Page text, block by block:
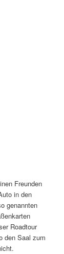
Freunden
in den
genannten
Roadtour
den Saal zum